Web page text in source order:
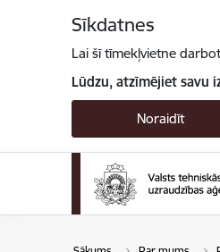
Sīkdatnes
Lai šī tīmekļvietne
Lūdzu, atzīmējiet savu
Noraidīt